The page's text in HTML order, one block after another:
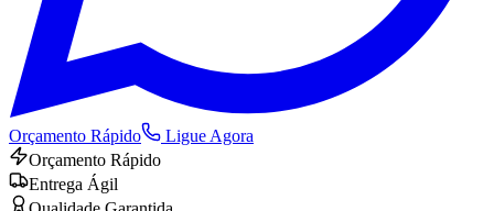
Orçamento Rápido
Ligue Agora
Orçamento Rápido
Entrega Ágil